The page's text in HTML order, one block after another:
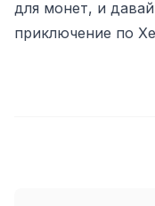
для монет, и
приключение по